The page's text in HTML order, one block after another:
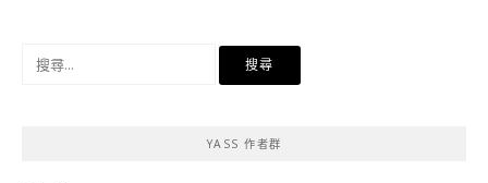
YASS 作者群